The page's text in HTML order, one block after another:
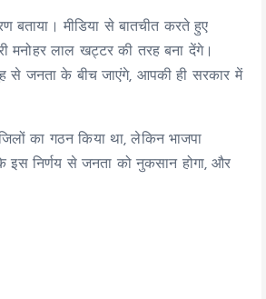
बताया। मीडिया से बातचीत करते हुए
मनोहर लाल खट्टर की तरह बना देंगे।
से जनता के बीच जाएंगे, आपकी ही सरकार में
का गठन किया था, लेकिन भाजपा
इस निर्णय से जनता को नुकसान होगा, और